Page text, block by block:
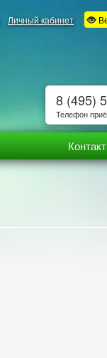
Личный кабинет
8 (495)
Телефон